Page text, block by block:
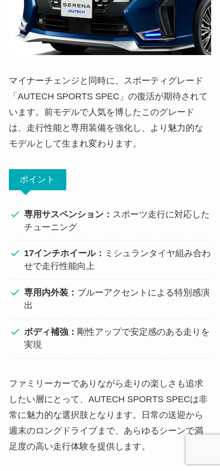
マイナーチェンジと同時に、スポーティグレード
「AUTECH SPORTS SPEC」の復活が期待されて
います。前モデルで人気を博したこのグレード
は、走行性能と専用装備を強化し、より魅力的な
モデルとして生まれ変わります。
ポイント
専用サスペンション： スポーツ走行に対応した
チューニング
17インチホイール： ミシュランタイヤ組み合わ
せで走行性能向上
専用内外装： ブルーアクセントによる特別感演
出
ボディ補強： 剛性アップで安定感のある走りを
実現
ファミリーカーでありながら走りの楽しさも追求
したい層にとって、AUTECH SPORTS SPECは非
常に魅力的な選択肢となります。日常の送迎から
週末のロングドライブまで、あらゆるシーンで満
足度の高い走行体験を提供します。